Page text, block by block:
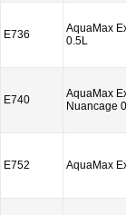
E736
AquaMax
0.5L
E740
AquaMax
Nuancage
E752 AquaMax